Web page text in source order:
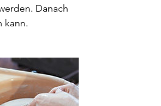
Danach
kann.